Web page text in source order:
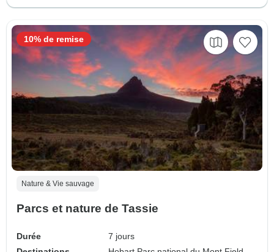
Nature & Vie sauvage
Parcs et nature de Tassie
Durée
7 jours
10% de remise